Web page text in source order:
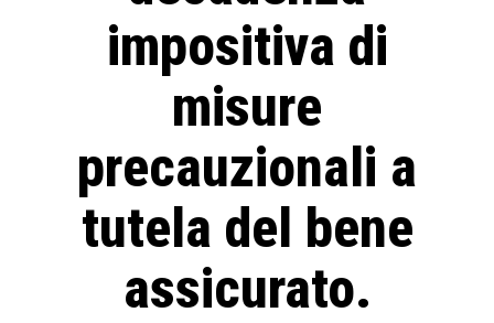
impositiva di
misure
precauzionali a
tutela del bene
assicurato.